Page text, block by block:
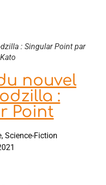
: Singular Point par
nouvel
:
Point
Science-Fiction